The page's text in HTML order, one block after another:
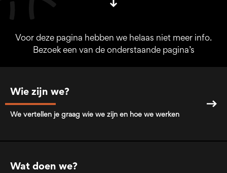
Voor deze pagina hebben we helaas niet meer info.
Bezoek een van de onderstaande pagina’s
Wie zijn we?
We vertellen je graag wie we zijn en hoe we werken
Wat doen we?